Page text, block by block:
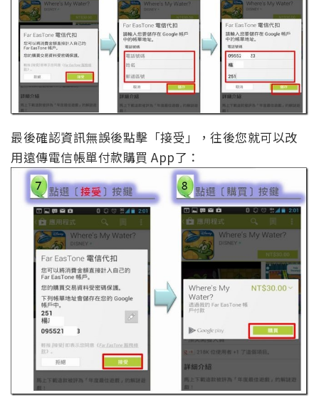
最後確認資訊無誤後點擊「接受」，往後您就可以改
用遠傳電信帳單付款購買 App了：